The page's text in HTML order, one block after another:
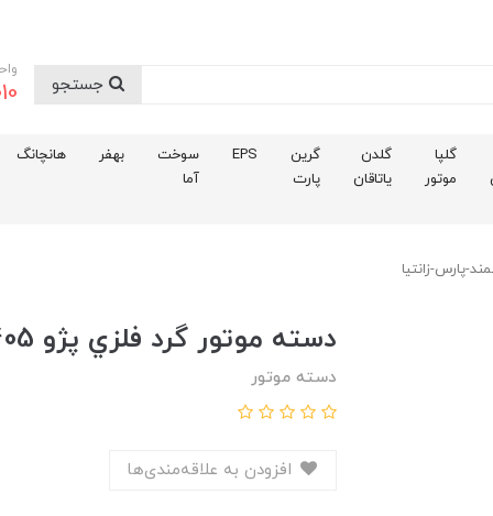
گلپا
موتور
گلدن
یاتاقان
گرین
پارت
EPS
سوخت
آما
بهفر هانچانگ
دسته موتور گرد فلزي پژو 405-سمند-پارس-زانتيا
دسته موتور